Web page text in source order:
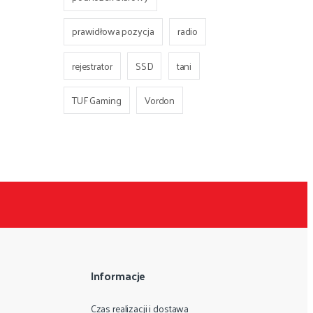
prawidłowa pozycja
radio
rejestrator
SSD
tani
TUF Gaming
Vordon
Informacje
Czas realizacji i dostawa